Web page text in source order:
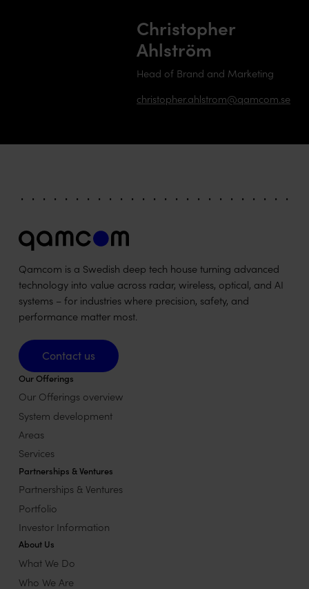
Christopher
Ahlström
Head of Brand and Marketing
christopher.ahlstrom@qamcom.se
Qamcom is a Swedish deep tech house turning advanced
technology into value across radar, wireless, optical, and AI
systems – for industries where precision, safety, and
performance matter most.
Contact us
Contact us
Our Offerings
Our Offerings overview
System development
Areas
Services
Partnerships & Ventures
Partnerships & Ventures
Portfolio
Investor Information
About Us
What We Do
Who We Are